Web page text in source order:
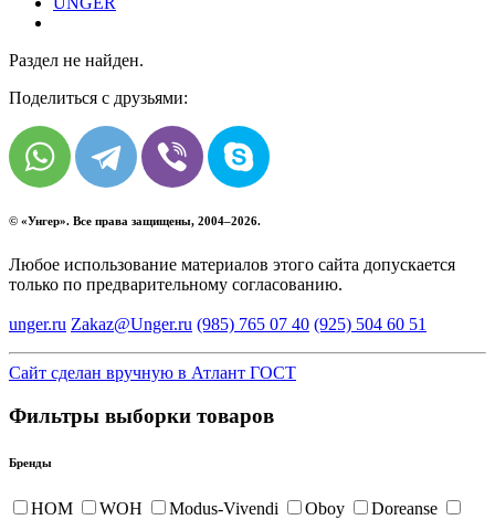
Раздел не найден.
Поделиться с друзьями:
© «Унгер». Все права защищены, 2004–2026.
Любое использование материалов этого сайта допускается
только по предварительному согласованию.
unger.ru Zakaz@Unger.ru (985) 765 07 40 (925) 504 60 51
Сайт сделан вручную в Атлант ГОСТ
Фильтры выборки товаров
Бренды
HOM WOH Modus-Vivendi Oboy
Doreanse